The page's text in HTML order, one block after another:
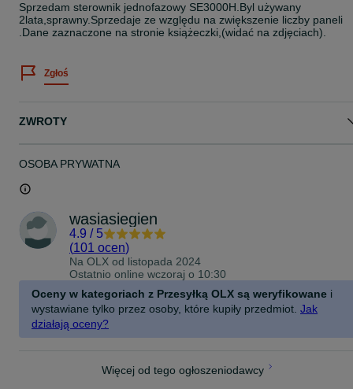
Sprzedam sterownik jednofazowy SE3000H.Byl używany
2lata,sprawny.Sprzedaje ze względu na zwiększenie liczby paneli
.Dane zaznaczone na stronie książeczki,(widać na zdjęciach).
Zgłoś
ZWROTY
OSOBA PRYWATNA
wasiasiegien
4.9 / 5
(101 ocen)
Na OLX od listopada 2024
Ostatnio online wczoraj o 10:30
Oceny w kategoriach z Przesyłką OLX są weryfikowane i
wystawiane tylko przez osoby, które kupiły przedmiot. Jak
działają oceny?
Więcej od tego ogłoszeniodawcy